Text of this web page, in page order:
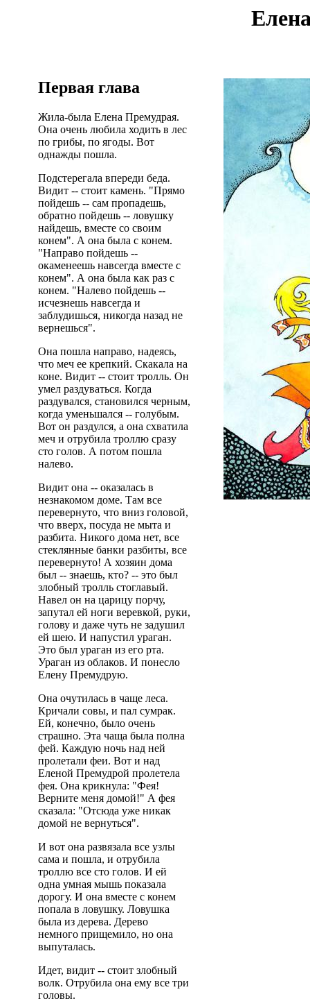
Первая глава
Жила-была Елена Премудрая.
Она очень любила ходить в лес
по грибы, по ягоды. Вот
однажды пошла.
Подстерегала впереди беда.
Видит -- стоит камень. "Прямо
пойдешь -- сам пропадешь,
обратно пойдешь -- ловушку
найдешь, вместе со своим
конем". А она была с конем.
"Направо пойдешь --
окаменеешь навсегда вместе с
конем". А она была как раз с
конем. "Налево пойдешь --
исчезнешь навсегда и
заблудишься, никогда назад не
вернешься".
Она пошла направо, надеясь,
что меч ее крепкий. Скакала на
коне. Видит -- стоит тролль. Он
умел раздуваться. Когда
раздувался, становился черным,
когда уменьшался -- голубым.
Вот он раздулся, а она схватила
меч и отрубила троллю сразу
сто голов. А потом пошла
налево.
Видит она -- оказалась в
незнакомом доме. Там все
перевернуто, что вниз головой,
что вверх, посуда не мыта и
разбита. Никого дома нет, все
стеклянные банки разбиты, все
перевернуто! А хозяин дома
был -- знаешь, кто? -- это был
злобный тролль стоглавый.
Навел он на царицу порчу,
запутал ей ноги веревкой, руки,
голову и даже чуть не задушил
ей шею. И напустил ураган.
Это был ураган из его рта.
Ураган из облаков. И понесло
Елену Премудрую.
Она очутилась в чаще леса.
Кричали совы, и пал сумрак.
Ей, конечно, было очень
страшно. Эта чаща была полна
фей. Каждую ночь над ней
пролетали феи. Вот и над
Еленой Премудрой пролетела
фея. Она крикнула: "Фея!
Верните меня домой!" А фея
сказала: "Отсюда уже никак
домой не вернуться".
И вот она развязала все узлы
сама и пошла, и отрубила
троллю все сто голов. И ей
одна умная мышь показала
дорогу. И она вместе с конем
попала в ловушку. Ловушка
была из дерева. Дерево
немного прищемило, но она
выпуталась.
Идет, видит -- стоит злобный
волк. Отрубила она ему все три
головы.